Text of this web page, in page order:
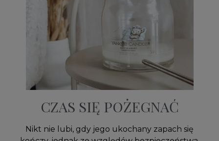
CZAS SIĘ POŻEGNAĆ
Nikt nie lubi, gdy jego ukochany zapach się